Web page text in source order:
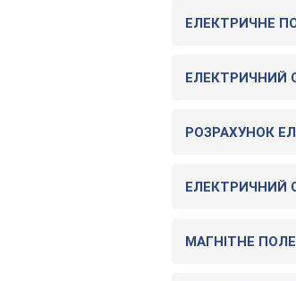
ЕЛЕКТРИЧНЕ
ЕЛЕКТРИЧНИЙ
РОЗРАХУНОК
ЕЛЕКТРИЧНИЙ
МАГНIТНЕ ПОЛЕ